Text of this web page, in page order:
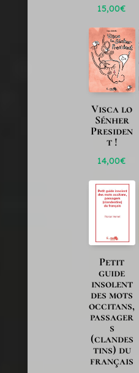
15,00€
Visca lo
Sénher
Presiden
t !
14,00€
Petit
guide
insolent
des mots
occitans,
passager
s
(clandes
tins) du
français